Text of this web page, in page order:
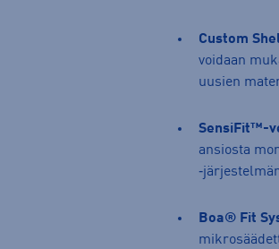
Custom
voidaan
uusien
SensiFit™-
ansiosta
Boa® Fit